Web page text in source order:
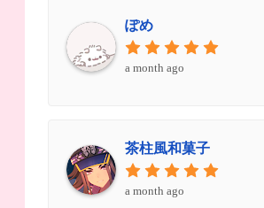
ぽめ
a month ago
茶柱風和菓子
a month ago